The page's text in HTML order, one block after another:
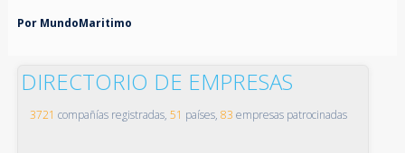
Por MundoMaritimo
DIRECTORIO DE EMPRESAS
3721 compañías registradas, 51 países, 83 empresas patrocinadas